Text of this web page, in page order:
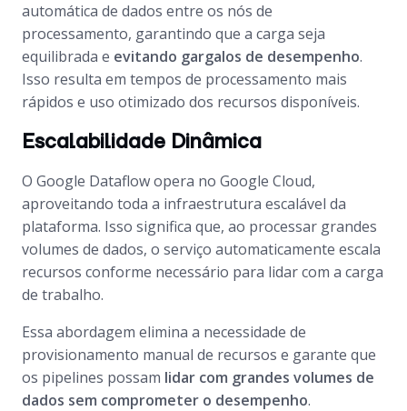
automática de dados entre os nós de
processamento, garantindo que a carga seja
equilibrada e evitando gargalos de desempenho.
Isso resulta em tempos de processamento mais
rápidos e uso otimizado dos recursos disponíveis.
Escalabilidade Dinâmica
O Google Dataflow opera no Google Cloud,
aproveitando toda a infraestrutura escalável da
plataforma. Isso significa que, ao processar grandes
volumes de dados, o serviço automaticamente escala
recursos conforme necessário para lidar com a carga
de trabalho.
Essa abordagem elimina a necessidade de
provisionamento manual de recursos e garante que
os pipelines possam lidar com grandes volumes de
dados sem comprometer o desempenho.